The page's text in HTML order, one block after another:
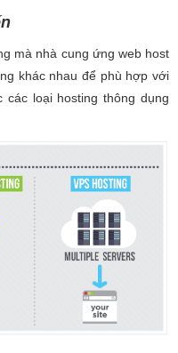
mà nhà cung ứng web host
khác nhau để phù hợp với
loại hosting thông dụng